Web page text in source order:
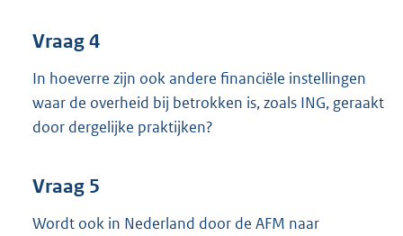
Vraag 4
In hoeverre zijn ook andere financiële instellingen
waar de overheid bij betrokken is, zoals ING, geraakt
door dergelijke praktijken?
Vraag 5
Wordt ook in Nederland door de AFM naar